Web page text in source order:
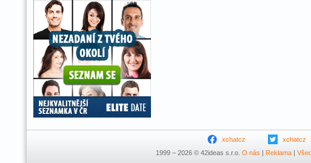
xchatcz xchatcz
1999 – 2026 © 42ideas s.r.o. O nás | Reklama|